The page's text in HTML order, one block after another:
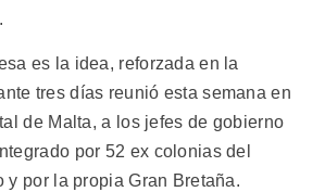
es la idea, reforzada en la
tres días reunió esta semana en
de Malta, a los jefes de gobierno
por 52 ex colonias del
y por la propia Gran Bretaña.